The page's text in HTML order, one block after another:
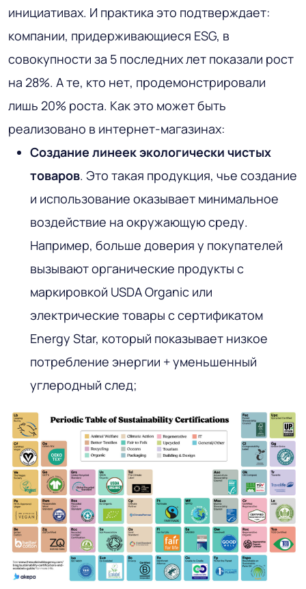
инициативах. И практика это подтверждает:
компании, придерживающиеся ESG, в
совокупности за 5 последних лет показали рост
на 28%. А те, кто нет, продемонстрировали
лишь 20% роста. Как это может быть
реализовано в интернет-магазинах:
Создание линеек экологически чистых
товаров. Это такая продукция, чье создание
и использование оказывает минимальное
воздействие на окружающую среду.
Например, больше доверия у покупателей
вызывают органические продукты с
маркировкой USDA Organic или
электрические товары с сертификатом
Energy Star, который показывает низкое
потребление энергии + уменьшенный
углеродный след;